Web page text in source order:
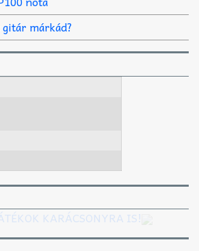
márkád?
KARÁCSONYRA IS!